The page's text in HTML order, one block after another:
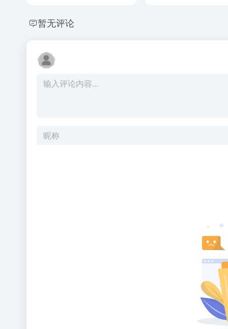
暂无评论